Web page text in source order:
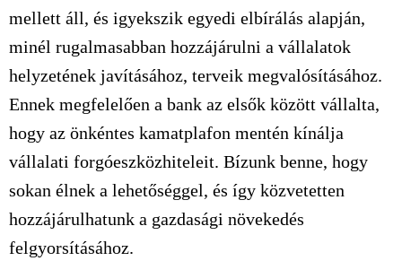
mellett áll, és igyekszik egyedi elbírálás alapján,
minél rugalmasabban hozzájárulni a vállalatok
helyzetének javításához, terveik megvalósításához.
Ennek megfelelően a bank az elsők között vállalta,
hogy az önkéntes kamatplafon mentén kínálja
vállalati forgóeszközhiteleit. Bízunk benne, hogy
sokan élnek a lehetőséggel, és így közvetetten
hozzájárulhatunk a gazdasági növekedés
felgyorsításához.